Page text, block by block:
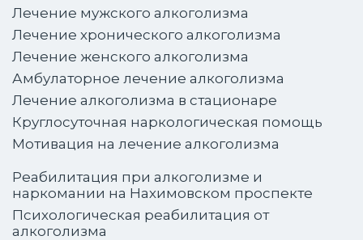
Лечение мужского алкоголизма
Лечение хронического алкоголизма
Лечение женского алкоголизма
Амбулаторное лечение алкоголизма
Лечение алкоголизма в стационаре
Круглосуточная наркологическая помощь
Мотивация на лечение алкоголизма
Реабилитация при алкоголизме и
наркомании на Нахимовском проспекте
Психологическая реабилитация от
алкоголизма